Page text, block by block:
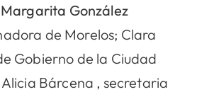
Margarita González
de Morelos; Clara
Gobierno de la Ciudad
Bárcena , secretaria